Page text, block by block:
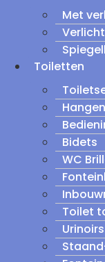
Met
Toiletten
Bidets
WC
Toilet
Urinoirs